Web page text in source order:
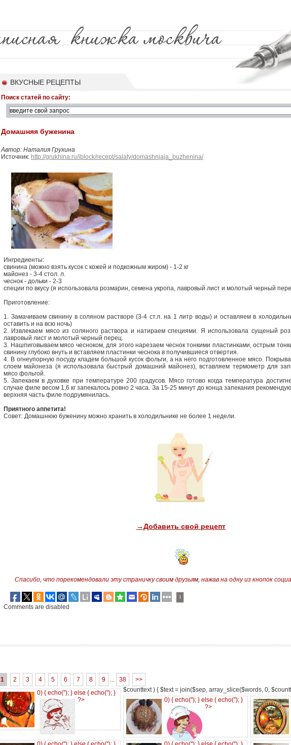
ВКУСНЫЕ РЕЦЕПТЫ
Поиск статей по сайту:
Домашняя буженина
Автор: Наталия Грухина
Источник: http://grukhina.ru/iblock/recept/salaty/domashnjaja_buzhenina/
Ингредиенты:
свинина (можно взять кусок с кожей и подкожным жиром) - 1-2 кг
майонез - 3-4 стол. л.
чеснок - дольки - 2-3
специи по вкусу (я использовала розмарин, семена укропа, лавровый лист и молотый черный
Приготовление:
1. Замачиваем свинину в соляном растворе (3-4 ст.л. на 1 литр воды) и оставляем в
оставить и на всю ночь)
2. Извлекаем мясо из соляного раствора и натираем специями. Я использовала сущеный
лавровый лист и молотый черный перец.
3. Нашпиговываем мясо чесноком, для этого нарезаем чеснок тонкими пластинками, острым
свинину глубоко внуть и вставляем пластинки чеснока в получившиеся отвертия.
4. В огнеупорную посуду кладем большой кусок фольги, а на него подготовленное мясо.
слоем майонеза (я использовала быстрый домашний майонез), вставляем термометр для
мясо фольгой.
5. Запекаем в духовке при температуре 200 градусов. Мясо готово когда температура
случае филе весом 1,6 кг запекалось ровно 2 часа. За 15-25 минут до конца запекания
верхняя часть филе подрумянилась.
Приятного аппетита!
Совет: Домашнюю буженину можно хранить в холодильнике не более 1 недели.
→Добавить свой рецепт
Спасибо, что порекомендовали эту страничку своим друзьям, нажав на одну из кнопок
1
Comments are disabled
1 2 3 4 5 6 7 8 9 ... 38
>>
$counttext ) { $text = join($sep, array_slice($words, 0,
0) { echo(''); } else { echo(''); }
?>
0) { echo(''); } else { echo(''); }
?>